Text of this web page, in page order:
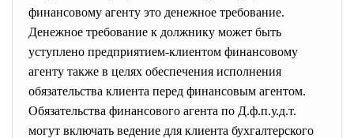
финансовому агенту это денежное требование.
Денежное требование к должнику может быть
уступлено предприятием-клиентом финансовому
агенту также в целях обеспечения исполнения
обязательства клиента перед финансовым агентом.
Обязательства финансового агента по Д.ф.п.у.д.т.
могут включать ведение для клиента бухгалтерского